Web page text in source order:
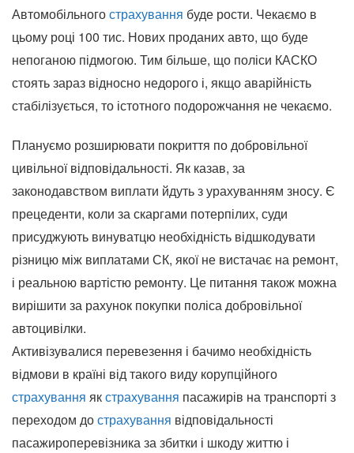
Автомобільногострахування буде рости. Чекаємо в
цьому році 100 тис. Нових проданих авто, що буде
непоганою підмогою. Тим більше, що поліси КАСКО
стоять зараз відносно недорого і, якщо аварійність
стабілізується, то істотного подорожчання не чекаємо.
Плануємо розширювати покриття по добровільної
цивільної відповідальності. Як казав, за
законодавством виплати йдуть з урахуванням зносу. Є
прецеденти, коли за скаргами потерпілих, суди
присуджують винуватцю необхідність відшкодувати
різницю між виплатами СК, якої не вистачає на ремонт,
і реальною вартістю ремонту. Це питання також можна
вирішити за рахунок покупки поліса добровільної
автоцивілки.
Активізувалися перевезення і бачимо необхідність
відмови в країні від такого виду корупційного
страхування якстрахування пасажирів на транспорті з
переходом дострахування відповідальності
пасажироперевізника за збитки і шкоду життю і